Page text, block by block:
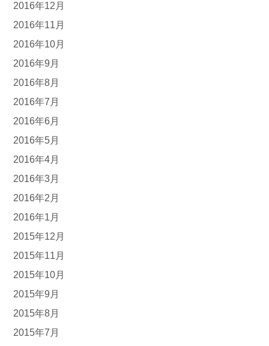
2016年12月
2016年11月
2016年10月
2016年9月
2016年8月
2016年7月
2016年6月
2016年5月
2016年4月
2016年3月
2016年2月
2016年1月
2015年12月
2015年11月
2015年10月
2015年9月
2015年8月
2015年7月